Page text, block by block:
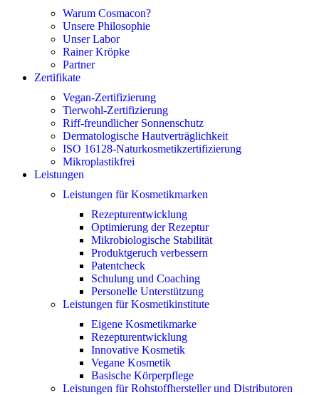
Warum Cosmacon?
Unsere Philosophie
Unser Labor
Rainer Kröpke
Partner
Zertifikate
Vegan-Zertifizierung
Tierwohl-Zertifizierung
Riff-freundlicher Sonnenschutz
Dermatologische Hautverträglichkeit
ISO 16128-Naturkosmetikzertifizierung
Mikroplastikfrei
Leistungen
Leistungen für Kosmetikmarken
Rezepturentwicklung
Optimierung der Rezeptur
Mikrobiologische Stabilität
Produktgeruch verbessern
Patentcheck
Schulung und Coaching
Personelle Unterstützung
Leistungen für Kosmetikinstitute
Eigene Kosmetikmarke
Rezepturentwicklung
Innovative Kosmetik
Vegane Kosmetik
Basische Körperpflege
Leistungen für Rohstoffhersteller und Distributoren